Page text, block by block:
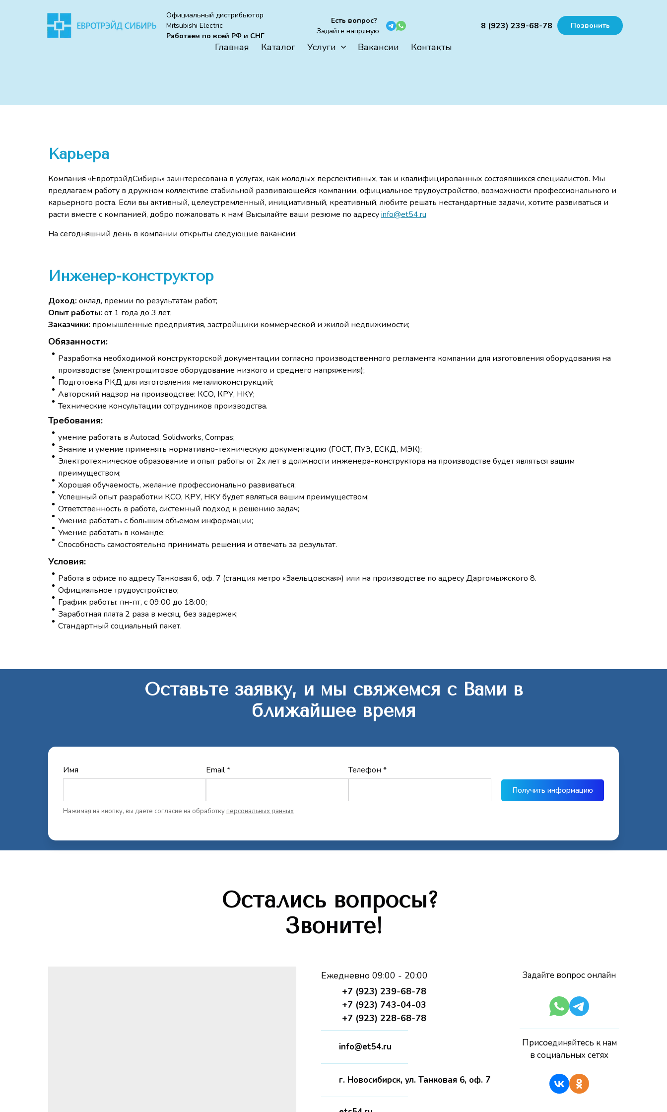
Официальный дистрибьютор
Mitsubishi Electric
Работаем по всей РФ и СНГ
Есть вопрос?
Задайте напрямую
8 (923) 239-68-78 Позвонить
Главная Каталог Услуги Вакансии Контакты
Карьера
Компания «ЕвротрэйдСибирь» заинтересована в услугах, как молодых перспективных, так и квалифицированных состоявшихся специалистов. Мы
предлагаем работу в дружном коллективе стабильной развивающейся компании, официальное трудоустройство, возможности профессионального и
карьерного роста. Если вы активный, целеустремленный, инициативный, креативный, любите решать нестандартные задачи, хотите развиваться и
расти вместе с компанией, добро пожаловать к нам! Высылайте ваши резюме по адресуinfo@et54.ru
На сегодняшний день в компании открыты следующие вакансии:
Инженер-конструктор
Доход: оклад, премии по результатам работ;
Опыт работы: от 1 года до 3 лет;
Заказчики: промышленные предприятия, застройщики коммерческой и жилой недвижимости;
Обязанности:
Разработка необходимой конструкторской документации согласно производственного регламента компании для изготовления оборудования на
производстве (электрощитовое оборудование низкого и среднего напряжения);
Подготовка РКД для изготовления металлоконструкций;
Авторский надзор на производстве: КСО, КРУ, НКУ;
Технические консультации сотрудников производства.
Требования:
умение работать в Autocad, Solidworks, Сompas;
Знание и умение применять нормативно-техническую документацию (ГОСТ, ПУЭ, ЕСКД, МЭК);
Электротехническое образование и опыт работы от 2х лет в должности инженера-конструктора на производстве будет являться вашим
преимуществом;
Хорошая обучаемость, желание профессионально развиваться;
Успешный опыт разработки КСО, КРУ, НКУ будет являться вашим преимуществом;
Ответственность в работе, системный подход к решению задач;
Умение работать с большим объемом информации;
Умение работать в команде;
Способность самостоятельно принимать решения и отвечать за результат.
Условия:
Работа в офисе по адресу Танковая 6, оф. 7 (станция метро «Заельцовская») или на производстве по адресу Даргомыжского 8.
Официальное трудоустройство;
График работы: пн-пт, с 09:00 до 18:00;
Заработная плата 2 раза в месяц, без задержек;
Стандартный социальный пакет.
Оставьте заявку, и мы свяжемся с Вами в
ближайшее время
Имя Email * Телефон *
Получить информацию
Нажимая на кнопку, вы даете согласие на обработку персональных данных
Остались вопросы?
Звоните!
Ежедневно 09:00 - 20:00
+7 (923) 239-68-78
+7 (923) 743-04-03
+7 (923) 228-68-78
info@et54.ru
г. Новосибирск, ул. Танковая 6, оф. 7
Задайте вопрос онлайн
Присоединяйтесь к нам
в социальных сетях